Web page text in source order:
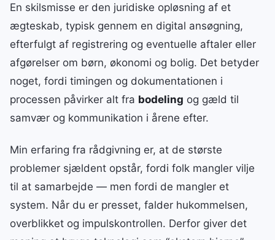
En skilsmisse er den juridiske opløsning af et
ægteskab, typisk gennem en digital ansøgning,
efterfulgt af registrering og eventuelle aftaler eller
afgørelser om børn, økonomi og bolig. Det betyder
noget, fordi timingen og dokumentationen i
processen påvirker alt fra bodeling og gæld til
samvær og kommunikation i årene efter.
Min erfaring fra rådgivning er, at de største
problemer sjældent opstår, fordi folk mangler vilje
til at samarbejde — men fordi de mangler et
system. Når du er presset, falder hukommelsen,
overblikket og impulskontrollen. Derfor giver det